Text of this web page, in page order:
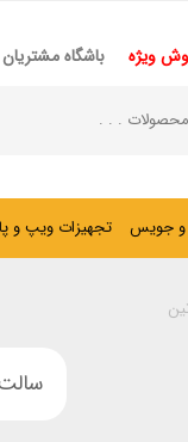
ویژه باشگاه مشتریان
و جویس تجهیزات ویپ و